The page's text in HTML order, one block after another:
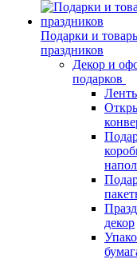
Подарки и
праздников
Декор и
подарков
декор